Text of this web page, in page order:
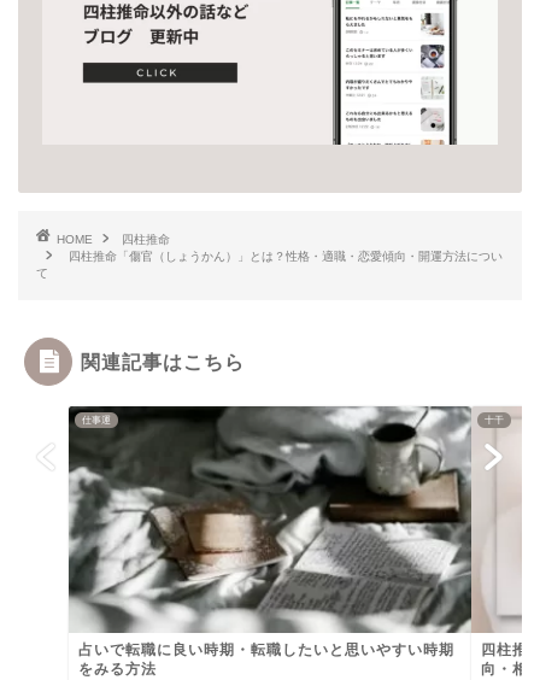
HOME
四柱推命
四柱推命「傷官（しょうかん）」とは？性格・適職・恋愛傾向・開運方法につい
て
関連記事はこちら
仕事運
占いで転職に良い時期・転職したいと思いやすい時期
をみる方法
十干
四柱推
向・相